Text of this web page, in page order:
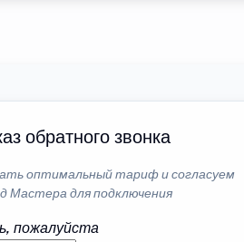
обратного звонка
оптимальный тариф и согласуем
Мастера для подключения
пожалуйста